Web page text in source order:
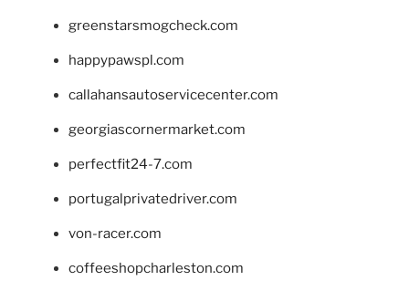
greenstarsmogcheck.com
happypawspl.com
callahansautoservicecenter.com
georgiascornermarket.com
perfectfit24-7.com
portugalprivatedriver.com
von-racer.com
coffeeshopcharleston.com